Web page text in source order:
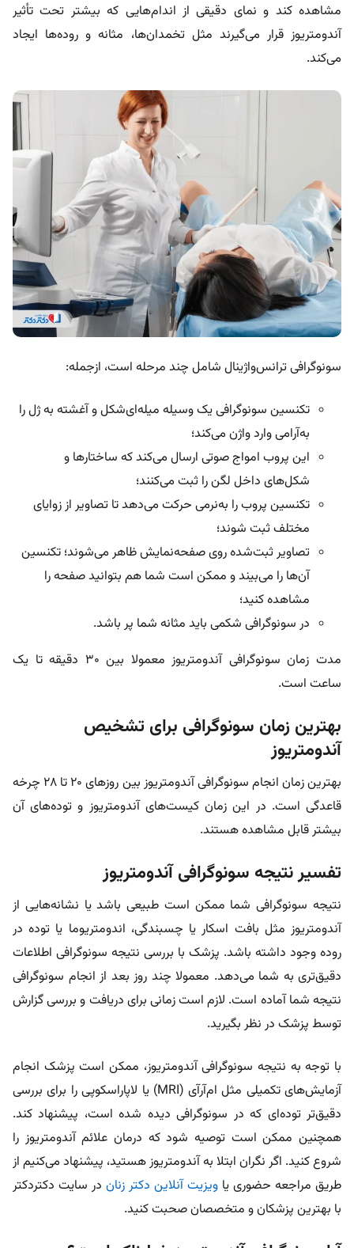
مشاهده کند و نمای دقیقی از اندام‌هایی که بیشتر تحت تأثیر
آندومتریوز قرار می‌گیرند مثل تخمدان‌ها، مثانه و روده‌ها ایجاد
می‌کند.
سونوگرافی ترانس‌واژینال شامل چند مرحله است، ازجمله:
تکنسین سونوگرافی یک وسیله میله‌ای‌شکل و آغشته به ژل را
به‌آرامی وارد واژن می‌کند؛
این پروب امواج صوتی ارسال می‌کند که ساختارها و
شکل‌های داخل لگن را ثبت می‌کنند؛
تکنسین پروب را به‌نرمی حرکت می‌دهد تا تصاویر از زوایای
مختلف ثبت شوند؛
تصاویر ثبت‌شده روی صفحه‌نمایش ظاهر می‌شوند؛ تکنسین
آن‌ها را می‌بیند و ممکن است شما هم بتوانید صفحه را
مشاهده کنید؛
در سونوگرافی شکمی باید مثانه شما پر باشد.
مدت زمان سونوگرافی آندومتریوز معمولا بین ۳۰ دقیقه تا یک
ساعت است.
بهترین زمان سونوگرافی برای تشخیص
آندومتریوز
بهترین زمان انجام سونوگرافی آندومتریوز بین روزهای ۲۰ تا ۲۸ چرخه
قاعدگی است. در این زمان کیست‌های آندومتریوز و توده‌های آن
بیشتر قابل مشاهده هستند.
تفسیر نتیجه سونوگرافی آندومتریوز
نتیجه سونوگرافی شما ممکن است طبیعی باشد یا نشانه‌هایی از
آندومتریوز مثل بافت اسکار یا چسبندگی، اندومتریوما یا توده در
روده وجود داشته باشد. پزشک با بررسی نتیجه سونوگرافی اطلاعات
دقیق‌تری به شما می‌دهد. معمولا چند روز بعد از انجام سونوگرافی
نتیجه شما آماده است. لازم است زمانی برای دریافت و بررسی گزارش
توسط پزشک در نظر بگیرید.
با توجه به نتیجه سونوگرافی آندومتریوز، ممکن است پزشک انجام
آزمایش‌های تکمیلی مثل ام‌آر‌آی (MRI) یا لاپاراسکوپی را برای بررسی
دقیق‌تر توده‌ای که در سونوگرافی دیده شده است، پیشنهاد کند.
همچنین ممکن است توصیه شود که درمان علائم آندومتریوز را
شروع کنید. اگر نگران ابتلا به آندومتریوز هستید، پیشنهاد می‌کنیم از
طریق مراجعه حضوری یا ویزیت آنلاین دکتر زنان در سایت دکتردکتر
با بهترین پزشکان و متخصصان صحبت کنید.